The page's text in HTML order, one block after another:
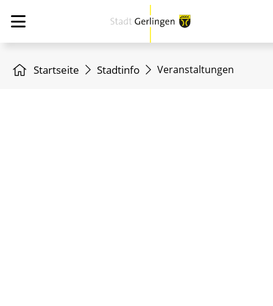
Startseite Stadtinfo Veranstaltungen